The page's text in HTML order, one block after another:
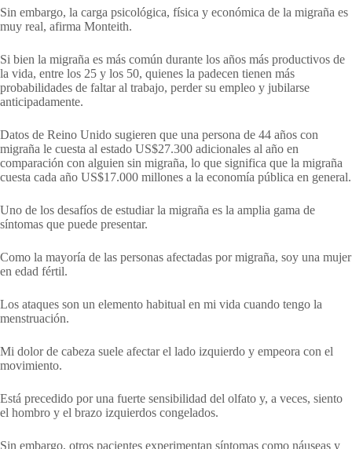
Sin embargo, la carga psicológica, física y económica de la migraña es
muy real, afirma Monteith.
Si bien la migraña es más común durante los años más productivos de
la vida, entre los 25 y los 50, quienes la padecen tienen más
probabilidades de faltar al trabajo, perder su empleo y jubilarse
anticipadamente.
Datos de Reino Unido sugieren que una persona de 44 años con
migraña le cuesta al estado US$27.300 adicionales al año en
comparación con alguien sin migraña, lo que significa que la migraña
cuesta cada año US$17.000 millones a la economía pública en general.
Uno de los desafíos de estudiar la migraña es la amplia gama de
síntomas que puede presentar.
Como la mayoría de las personas afectadas por migraña, soy una mujer
en edad fértil.
Los ataques son un elemento habitual en mi vida cuando tengo la
menstruación.
Mi dolor de cabeza suele afectar el lado izquierdo y empeora con el
movimiento.
Está precedido por una fuerte sensibilidad del olfato y, a veces, siento
el hombro y el brazo izquierdos congelados.
Sin embargo, otros pacientes experimentan síntomas como náuseas y